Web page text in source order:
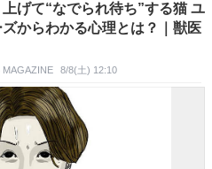
げて“なでられ待ち”する猫 ユ
からわかる心理とは？｜獣医
MAGAZINE 8/8(土) 12:10